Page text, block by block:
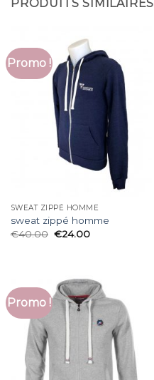
PRODUITS SIMILAIRES
Promo !
SWEAT ZIPPÉ HOMME
sweat zippé homme
€40.00 €24.00
Promo !